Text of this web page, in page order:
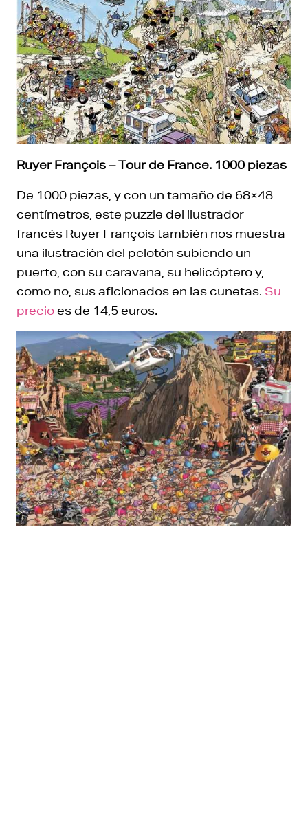
Ruyer François – Tour de France. 1000 piezas
De 1000 piezas, y con un tamaño de 68×48
centímetros, este puzzle del ilustrador
francés Ruyer François también nos muestra
una ilustración del pelotón subiendo un
puerto, con su caravana, su helicóptero y,
como no, sus aficionados en las cunetas. Su
precioes de 14,5 euros.